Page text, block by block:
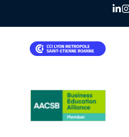
IMAGE